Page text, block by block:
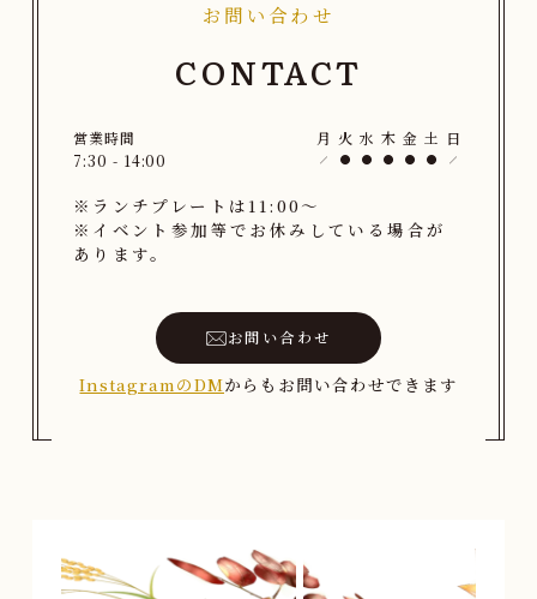
お問い合わせ
CONTACT
営業時間 月 火 水 木 金 土 日
7:30 - 14:00
※ランチプレートは11:00〜
※イベント参加等でお休みしている場合が
あります。
お問い合わせ
InstagramのDMからもお問い合わせできます